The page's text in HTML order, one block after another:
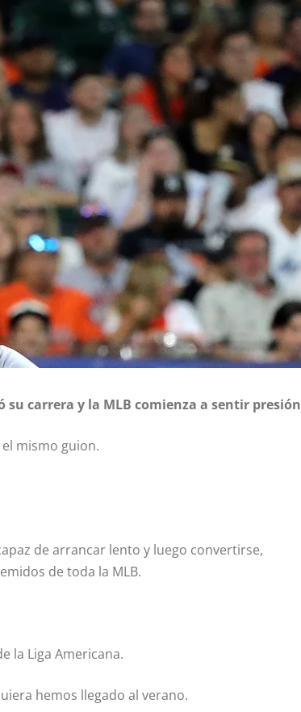
carrera y la MLB comienza a sentir presión
mismo guion.
de arrancar lento y luego convertirse,
de toda la MLB.
la Liga Americana.
hemos llegado al verano.